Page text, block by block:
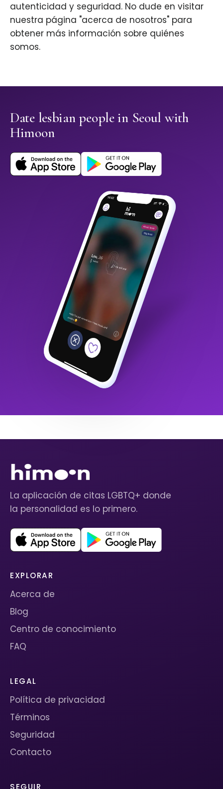
autenticidad y seguridad. No dude en visitar
nuestra página "acerca de nosotros" para
obtener más información sobre quiénes
somos.
Date lesbian people in Seoul with
Himoon
La aplicación de citas LGBTQ+ donde
la personalidad es lo primero.
EXPLORAR
Acerca de
Blog
Centro de conocimiento
FAQ
LEGAL
Política de privacidad
Términos
Seguridad
Contacto